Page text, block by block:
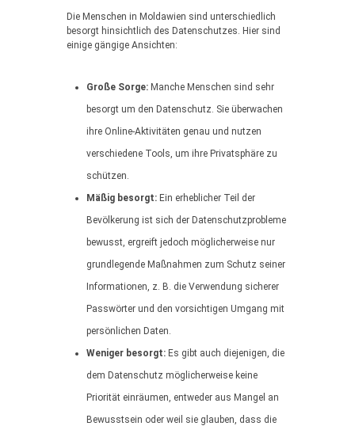
Die Menschen in Moldawien sind unterschiedlich
besorgt hinsichtlich des Datenschutzes. Hier sind
einige gängige Ansichten:
Große Sorge: Manche Menschen sind sehr
besorgt um den Datenschutz. Sie überwachen
ihre Online-Aktivitäten genau und nutzen
verschiedene Tools, um ihre Privatsphäre zu
schützen.
Mäßig besorgt: Ein erheblicher Teil der
Bevölkerung ist sich der Datenschutzprobleme
bewusst, ergreift jedoch möglicherweise nur
grundlegende Maßnahmen zum Schutz seiner
Informationen, z. B. die Verwendung sicherer
Passwörter und den vorsichtigen Umgang mit
persönlichen Daten.
Weniger besorgt: Es gibt auch diejenigen, die
dem Datenschutz möglicherweise keine
Priorität einräumen, entweder aus Mangel an
Bewusstsein oder weil sie glauben, dass die